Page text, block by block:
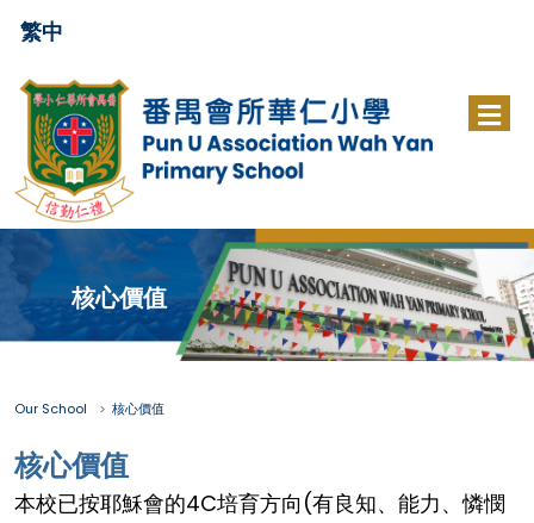
繁中
核心價值
Our School 核心價值
核心價值
本校已按耶穌會的4C培育方向(有良知、能力、憐憫